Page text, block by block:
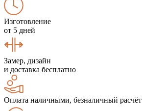
Изготовление
от 5 дней
Замер, дизайн
и доставка бесплатно
Оплата наличными, безналичный расчёт